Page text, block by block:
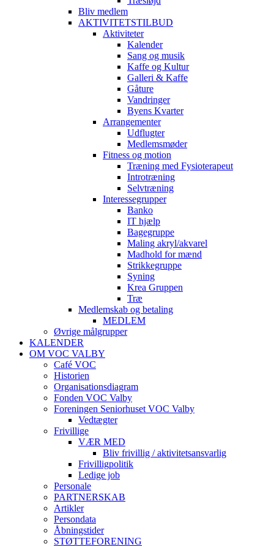
Bliv medlem
AKTIVITETSTILBUD
Aktiviteter
Kalender
Sang og musik
Kaffe og Kultur
Galleri & Kaffe
Gåture
Vandringer
Byens Kvarter
Arrangementer
Udflugter
Medlemsmøder
Fitness og motion
Træning med Fysioterapeut
Introtræning
Selvtræning
Interessegrupper
Banko
IT hjælp
Bagegruppe
Maling akryl/akvarel
Madhold for mænd
Strikkegruppe
Syning
Krea Gruppen
Træ
Medlemskab og betaling
MEDLEM
Øvrige målgrupper
KALENDER
OM VOC VALBY
Café VOC
Historien
Organisationsdiagram
Fonden VOC Valby
Foreningen Seniorhuset VOC Valby
Vedtægter
Frivillige
VÆR MED
Bliv frivillig / aktivitetsansvarlig
Frivilligpolitik
Ledige job
Personale
PARTNERSKAB
Artikler
Persondata
Åbningstider
STØTTEFORENING